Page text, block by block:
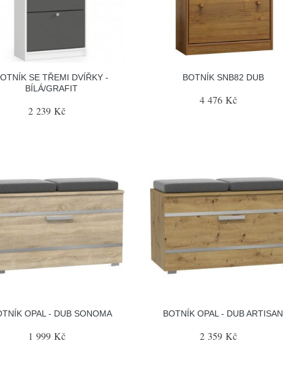
SE TŘEMI DVÍŘKY -
BÍLÁ/GRAFIT
2 239 Kč
BOTNÍK SNB82 DUB
4 476 Kč
OPAL - DUB SONOMA
1 999 Kč
BOTNÍK OPAL - DUB ARTISAN
2 359 Kč